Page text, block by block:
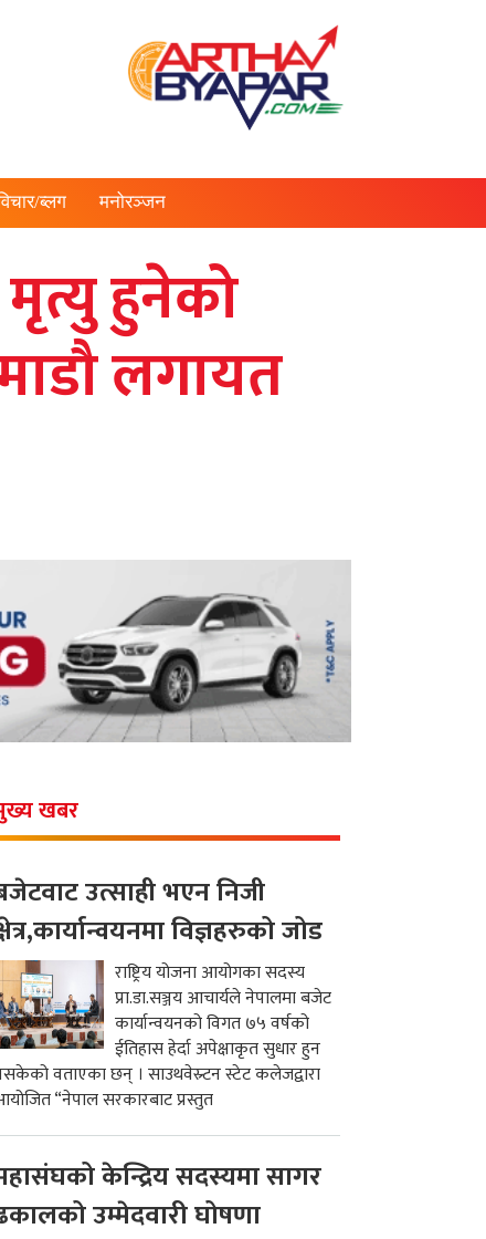
ब्लग मनोरञ्जन
हुनेको
लगायत
खबर
उत्साही भएन निजी
विज्ञहरुको जोड
राष्ट्रिय योजना आयोगका सदस्य
प्रा.डा.सञ्जय आचार्यले नेपालमा बजेट
कार्यान्वयनको विगत ७५ वर्षको
ईतिहास हेर्दा अपेक्षाकृत सुधार हुन
वताएका छन् । साउथवेस्र्टन स्टेट कलेजद्वारा
“नेपाल सरकारबाट प्रस्तुत
केन्द्रिय सदस्यमा सागर
उम्मेदवारी घोषणा